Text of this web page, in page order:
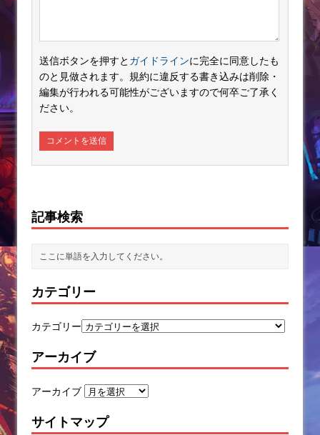
送信ボタンを押すと ガイドラインに完全に同意したも
のと見做されます。規約に違反する書き込みは削除・
編集が行われる可能性がございますので何卒ご了承く
ださい。
記事検索
カテゴリー
カテゴリー
アーカイブ
アーカイブ
サイトマップ